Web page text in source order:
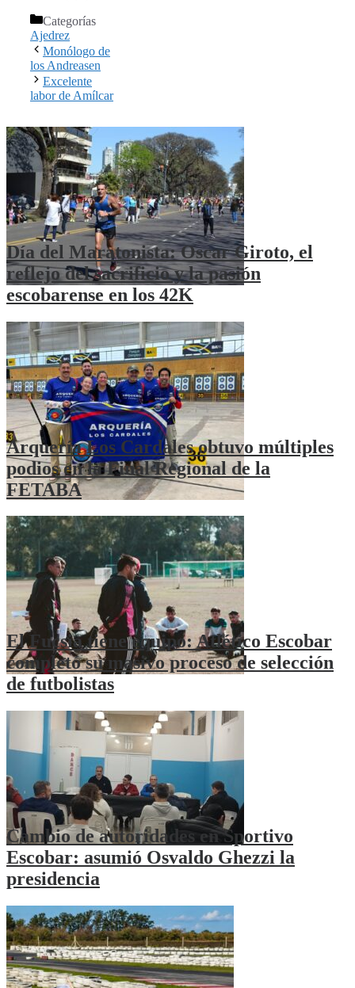
Categorías
Ajedrez
Monólogo de
los Andreasen
Excelente
labor de Amílcar
Día del Maratonista: Oscar Giroto, el
reflejo del sacrificio y la pasión
escobarense en los 42K
Arquería Los Cardales obtuvo múltiples
podios en la Final Regional de la
FETABA
El Fucsia tiene equipo: Atlético Escobar
completó su masivo proceso de selección
de futbolistas
Cambio de autoridades en Sportivo
Escobar: asumió Osvaldo Ghezzi la
presidencia